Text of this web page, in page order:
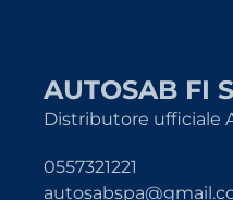
AUTOSAB FI
Distributore ufficiale
0557321221